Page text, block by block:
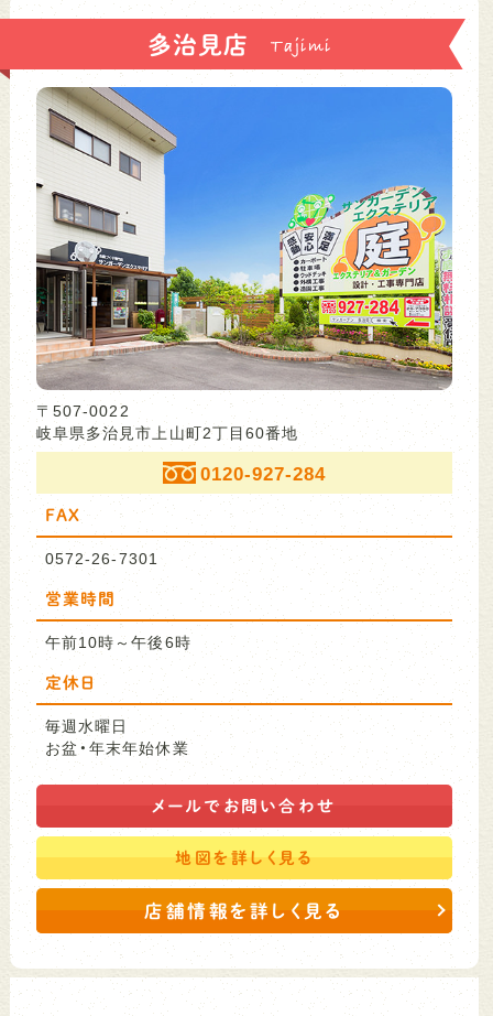
多治見店
〒507-0022
岐阜県多治見市上山町2丁目60番地
0120-927-284
FAX
0572-26-7301
営業時間
午前10時～午後6時
定休日
毎週水曜日
お盆・年末年始休業
メールで お問い合わせ
地図を詳しく見る
店舗情報を詳しく見る